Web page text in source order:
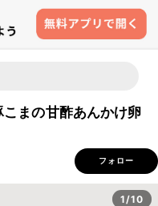
まの甘酢あんかけ卵
フォロー
1/10